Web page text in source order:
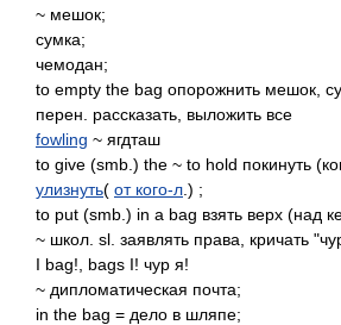
~ мешок;
сумка;
чемодан;
to empty the bag опорожнить мешок,
перен. рассказать, выложить все
fowling ~ ягдташ
to give (smb.) the ~ to hold покинуть
улизнуть( от кого-л .) ;
to put (smb.) in a bag взять верх (над
~ школ. sl. заявлять права, кричать
I bag!, bags I! чур я!
~ дипломатическая почта;
in the bag = дело в шляпе;